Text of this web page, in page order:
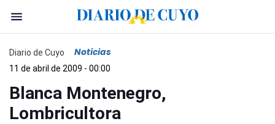
Diario de Cuyo Noticias
11 de abril de 2009 - 00:00
Blanca Montenegro,
Lombricultora